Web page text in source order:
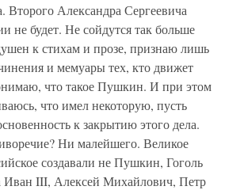
Второго Александра Сергеевича
не будет. Не сойдутся так больше
к стихам и прозе, признаю лишь
и мемуары тех, кто движет
что такое Пушкин. И при этом
что имел некоторую, пусть
к закрытию этого дела.
Ни малейшего. Великое
создавали не Пушкин, Гоголь
Иван III, Алексей Михайлович, Петр